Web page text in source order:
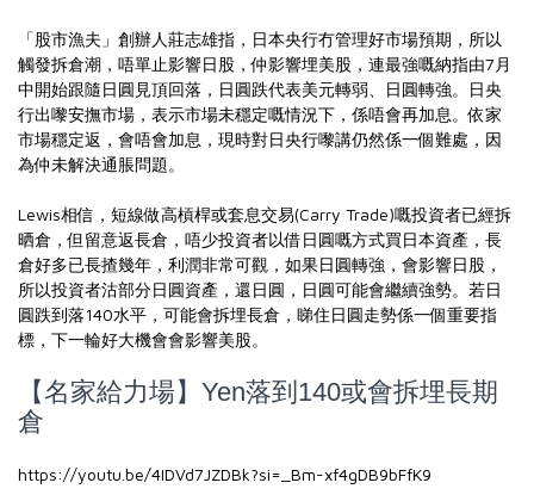
「股市漁夫」創辦人莊志雄指，日本央行冇管理好市場預期，所以
觸發拆倉潮，唔單止影響日股，仲影響埋美股，連最強嘅納指由7月
中開始跟隨日圓見頂回落，日圓跌代表美元轉弱、日圓轉強。日央
行出嚟安撫市場，表示市場未穩定嘅情況下，係唔會再加息。依家
市場穩定返，會唔會加息，現時對日央行嚟講仍然係一個難處，因
為仲未解決通脹問題。
Lewis相信，短線做高槓桿或套息交易(Carry Trade)嘅投資者已經拆
晒倉，但留意返長倉，唔少投資者以借日圓嘅方式買日本資產，長
倉好多已長揸幾年，利潤非常可觀，如果日圓轉強，會影響日股，
所以投資者沽部分日圓資產，還日圓，日圓可能會繼續強勢。若日
圓跌到落140水平，可能會拆埋長倉，睇住日圓走勢係一個重要指
標，下一輪好大機會會影響美股。
【名家給力場】Yen落到140或會拆埋長期
倉
https://youtu.be/4IDVd7JZDBk?si=_Bm-xf4gDB9bFfK9